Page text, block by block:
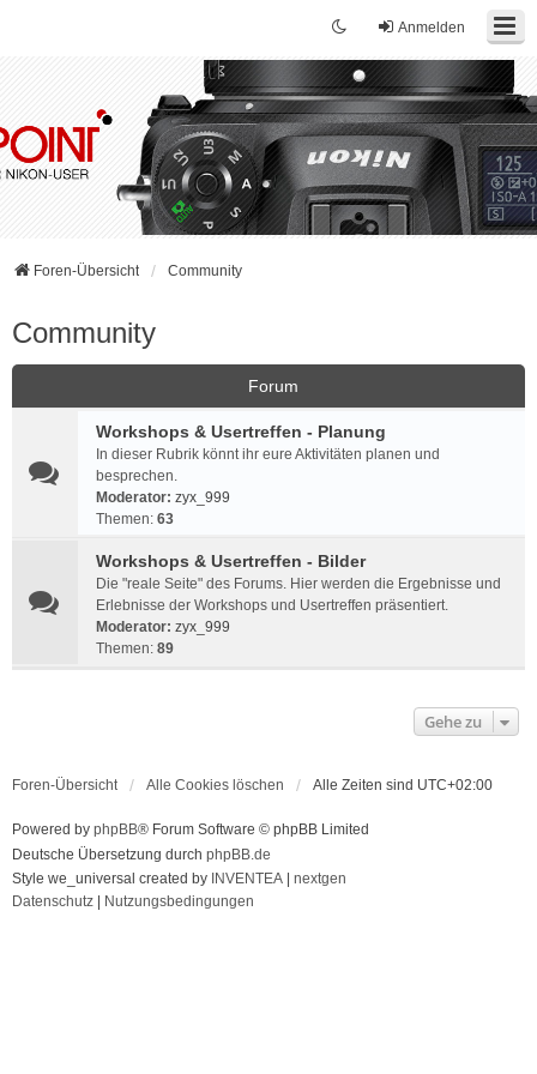
Anmelden
Foren-Übersicht Community
Community
Forum
Workshops & Usertreffen - Planung
In dieser Rubrik könnt ihr eure Aktivitäten planen und
besprechen.
Moderator: zyx_999
Themen: 63
Workshops & Usertreffen - Bilder
Die "reale Seite" des Forums. Hier werden die Ergebnisse und
Erlebnisse der Workshops und Usertreffen präsentiert.
Moderator: zyx_999
Themen: 89
Gehe zu
Foren-Übersicht Alle Cookies löschen Alle Zeiten sind UTC+02:00
Powered by phpBB® Forum Software © phpBB Limited
Deutsche Übersetzung durch phpBB.de
Style we_universal created by INVENTEA
nextgen
Datenschutz
Nutzungsbedingungen